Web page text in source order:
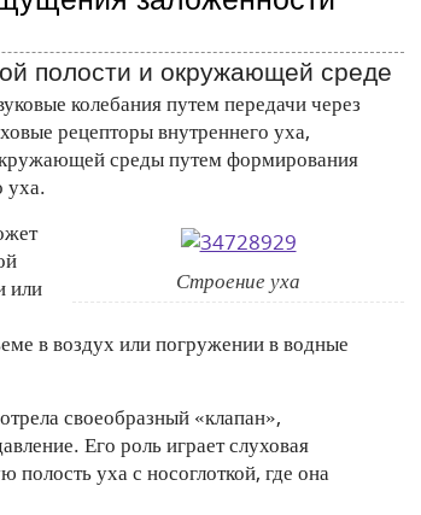
полости и окружающей среде
колебания путем передачи через
рецепторы внутреннего уха,
среды путем формирования
уха.
Строение уха
или
в воздух или погружении в водные
своеобразный «клапан»,
Его роль играет слуховая
уха с носоглоткой, где она